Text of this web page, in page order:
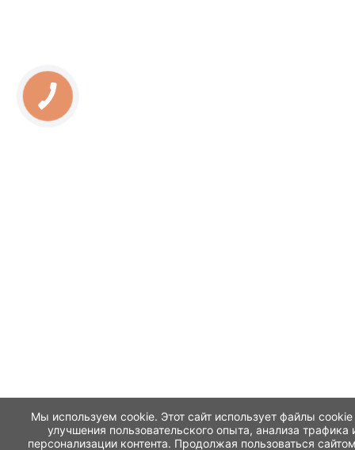
Мы используем cookie. Этот сайт использует файлы cookie
улучшения пользовательского опыта, анализа трафика
персонализации контента. Продолжая пользоваться